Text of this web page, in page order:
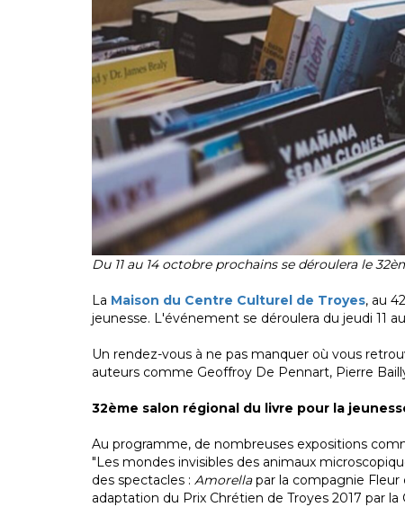
Du 11 au 14 octobre prochains se déroulera le
La Maison du Centre Culturel de Troyes, au
jeunesse. L'événement se déroulera du jeudi 11
Un rendez-vous à ne pas manquer où vous
auteurs comme Geoffroy De Pennart, Pierre
32ème salon régional du livre pour la
Au programme, de nombreuses expositions
"Les mondes invisibles des animaux
des spectacles : Amorellapar la compagnie Fleur
adaptation du Prix Chrétien de Troyes 2017 par